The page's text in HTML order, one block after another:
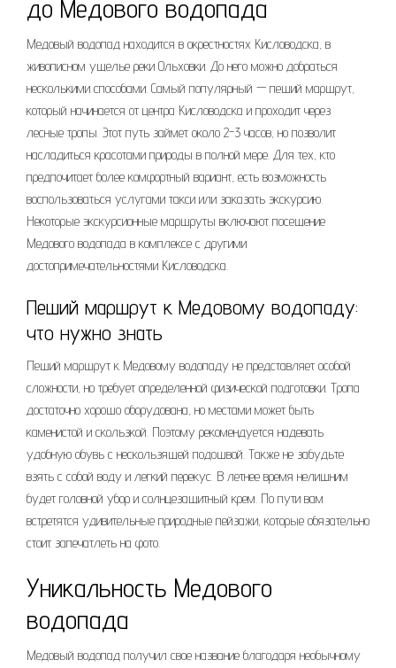
до Медового водопада
Медовый водопад находится в окрестностях Кисловодска, в
живописном ущелье реки Ольховки. До него можно добраться
несколькими способами. Самый популярный — пеший маршрут,
который начинается от центра Кисловодска и проходит через
лесные тропы. Этот путь займет около 2-3 часов, но позволит
насладиться красотами природы в полной мере. Для тех, кто
предпочитает более комфортный вариант, есть возможность
воспользоваться услугами такси или заказать экскурсию.
Некоторые экскурсионные маршруты включают посещение
Медового водопада в комплексе с другими
достопримечательностями Кисловодска.
Пеший маршрут к Медовому водопаду:
что нужно знать
Пеший маршрут к Медовому водопаду не представляет особой
сложности, но требует определенной физической подготовки. Тропа
достаточно хорошо оборудована, но местами может быть
каменистой и скользкой. Поэтому рекомендуется надевать
удобную обувь с нескользящей подошвой. Также не забудьте
взять с собой воду и легкий перекус. В летнее время нелишним
будет головной убор и солнцезащитный крем. По пути вам
встретятся удивительные природные пейзажи, которые обязательно
стоит запечатлеть на фото.
Уникальность Медового
водопада
Медовый водопад получил свое название благодаря необычному